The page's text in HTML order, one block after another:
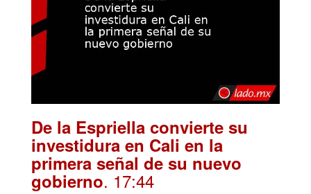
De la Espriella convierte su
investidura en Cali en la
primera señal de su nuevo
gobierno. 17:44